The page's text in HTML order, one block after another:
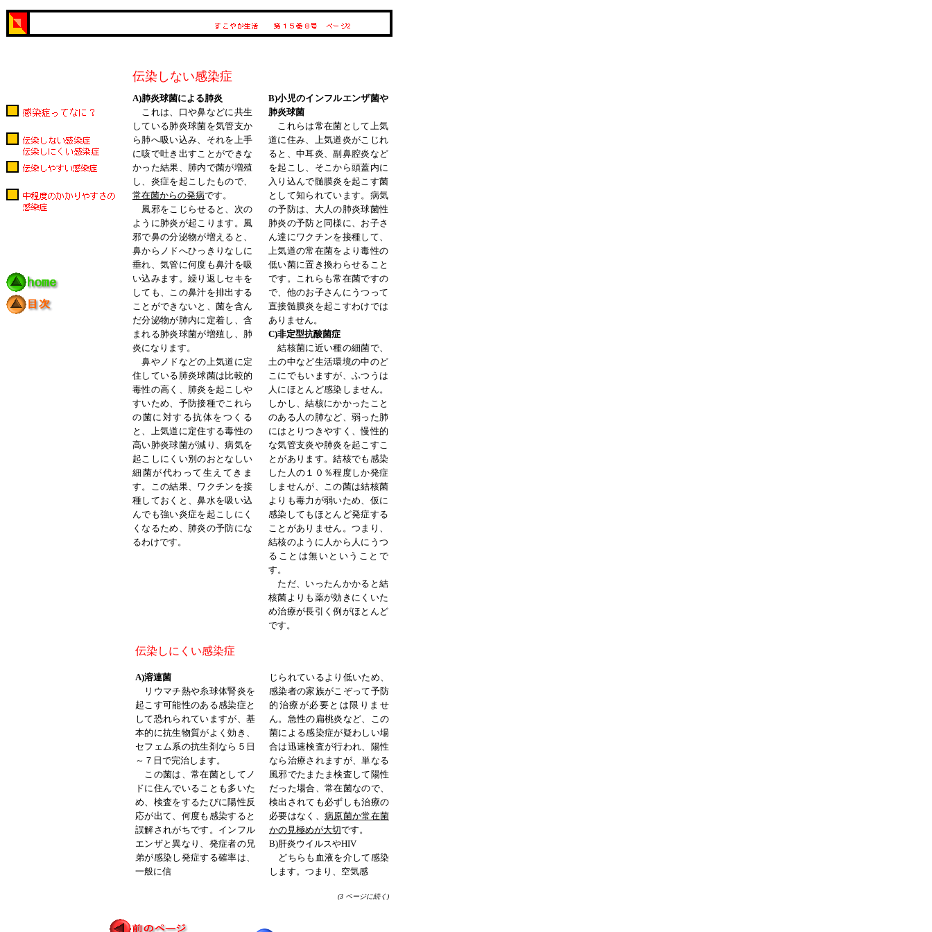
伝染しない感染症
A)肺炎球菌による肺炎
これは、口や鼻などに共生
している肺炎球菌を気管支か
ら肺へ吸い込み、それを上手
に咳で吐き出すことができな
かった結果、肺内で菌が増殖
し、炎症を起こしたもので、
常在菌からの発病です。
風邪をこじらせると、次の
ように肺炎が起こります。風
邪で鼻の分泌物が増えると、
鼻からノドへひっきりなしに
垂れ、気管に何度も鼻汁を吸
い込みます。繰り返しセキを
しても、この鼻汁を排出する
ことができないと、菌を含ん
だ分泌物が肺内に定着し、含
まれる肺炎球菌が増殖し、肺
炎になります。
鼻やノドなどの上気道に定
住している肺炎球菌は比較的
毒性の高く、肺炎を起こしや
すいため、予防接種でこれら
の菌に対する抗体をつくる
と、上気道に定住する毒性の
高い肺炎球菌が減り、病気を
起こしにくい別のおとなしい
細菌が代わって生えてきま
す。この結果、ワクチンを接
種しておくと、鼻水を吸い込
んでも強い炎症を起こしにく
くなるため、肺炎の予防にな
るわけです。
B)小児のインフルエンザ菌や
肺炎球菌
これらは常在菌として上気
道に住み、上気道炎がこじれ
ると、中耳炎、副鼻腔炎など
を起こし、そこから頭蓋内に
入り込んで髄膜炎を起こす菌
として知られています。病気
の予防は、大人の肺炎球菌性
肺炎の予防と同様に、お子さ
ん達にワクチンを接種して、
上気道の常在菌をより毒性の
低い菌に置き換わらせること
です。これらも常在菌ですの
で、他のお子さんにうつって
直接髄膜炎を起こすわけでは
ありません。
C)非定型抗酸菌症
結核菌に近い種の細菌で、
土の中など生活環境の中のど
こにでもいますが、ふつうは
人にほとんど感染しません。
しかし、結核にかかったこと
のある人の肺など、弱った肺
にはとりつきやすく、慢性的
な気管支炎や肺炎を起こすこ
とがあります。結核でも感染
した人の１０％程度しか発症
しませんが、この菌は結核菌
よりも毒力が弱いため、仮に
感染してもほとんど発症する
ことがありません。つまり、
結核のように人から人にうつ
ることは無いということで
す。
ただ、いったんかかると結
核菌よりも薬が効きにくいた
め治療が長引く例がほとんど
です。
伝染しにくい感染症
A)溶連菌
リウマチ熱や糸球体腎炎を
起こす可能性のある感染症と
して恐れられていますが、基
本的に抗生物質がよく効き、
セフェム系の抗生剤なら５日
～７日で完治します。
この菌は、常在菌としてノ
ドに住んでいることも多いた
め、検査をするたびに陽性反
応が出て、何度も感染すると
誤解されがちです。インフル
エンザと異なり、発症者の兄
弟が感染し発症する確率は、
一般に信
じられているより低いため、
感染者の家族がこぞって予防
的治療が必要とは限りませ
ん。急性の扁桃炎など、この
菌による感染症が疑わしい場
合は迅速検査が行われ、陽性
なら治療されますが、単なる
風邪でたまたま検査して陽性
だった場合、常在菌なので、
検出されても必ずしも治療の
必要はなく、 病原菌か常在菌
かの見極めが大切です。
B)肝炎ウイルスやHIV
どちらも血液を介して感染
します。つまり、空気感
(3 ページに続く )